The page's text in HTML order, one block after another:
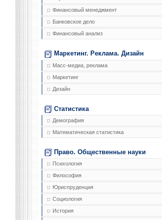
Финансовый менеджмент
Банковское дело
Финансовый анализ
Маркетинг. Реклама. Дизайн
Масс-медиа, реклама
Маркетинг
Дизайн
Статистика
Демография
Математическая статистика
Право. Общественные науки
Психология
Философия
Юриспруденция
Социология
История